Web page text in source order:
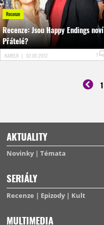
Recenze
Recenze: Jsou Happy Endings noví
Přátelé?
KARELR | 02.05.2012 1
1
AKTUALITY
Novinky Témata
SERIÁLY
Recenze Epizody Kult
MULTIMEDIA